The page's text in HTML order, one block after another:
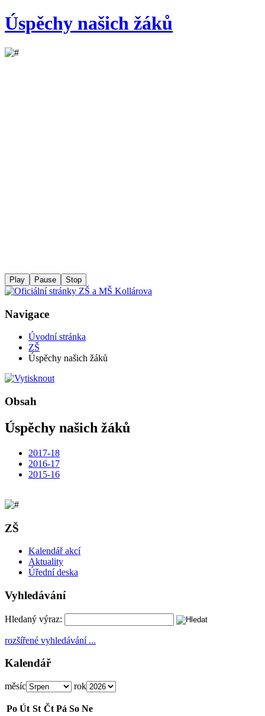
Úspěchy našich žáků
Play Pause Stop
Navigace
Úvodní stránka
ZŠ
Úspěchy našich žáků
Obsah
Úspěchy našich žáků
2017-18
2016-17
2015-16
ZŠ
Kalendář akcí
Aktuality
Úřední deska
Vyhledávání
Hledaný výraz:
rozšířené vyhledávání ...
Kalendář
měsíc rok
Po Út St Čt Pá So Ne